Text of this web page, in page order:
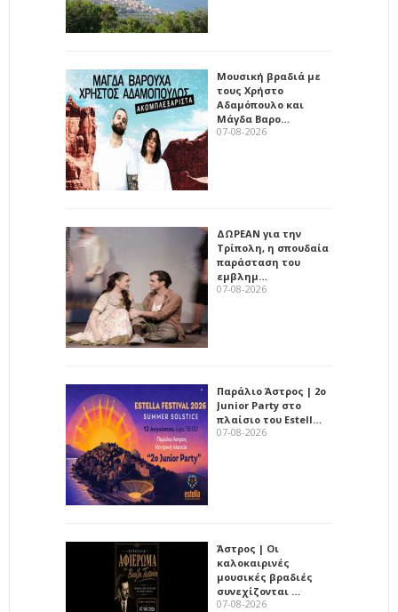
Μουσική βραδιά με
τους Χρήστο
Αδαμόπουλο και
Μάγδα Βαρο…
07-08-2026
ΔΩΡΕΑΝ για την
Τρίπολη, η σπουδαία
παράσταση του
εμβλημ…
07-08-2026
Παράλιο Άστρος | 2ο
Junior Party στο
πλαίσιο του Estell…
07-08-2026
Άστρος | Οι
καλοκαιρινές
μουσικές βραδιές
συνεχίζονται …
07-08-2026